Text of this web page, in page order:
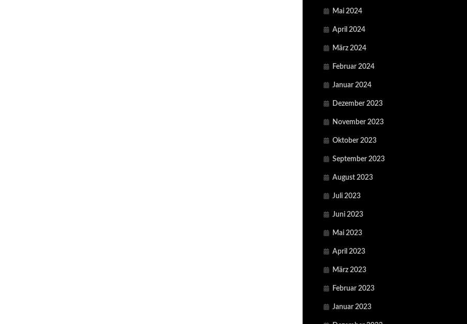
Mai 2024
April 2024
März 2024
Februar 2024
Januar 2024
Dezember 2023
November 2023
Oktober 2023
September 2023
August 2023
Juli 2023
Juni 2023
Mai 2023
April 2023
März 2023
Februar 2023
Januar 2023